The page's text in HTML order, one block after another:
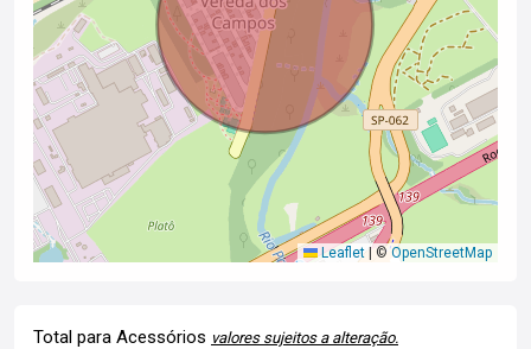
Leaflet ©OpenStreetMap
Total para Acessórios valores sujeitos a alteração.